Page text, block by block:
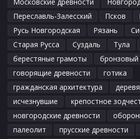
Московские древности
Переславль-Залесский
Псков
Русь Новгородская
Рязань
Старая Русса
Суздаль Тула
берестяные грамоты
бронзовый
говорящие древности
готика
гражданская архитектура
исчезнувшие
крепостное
новгородские древности
палеолит
прусские древности